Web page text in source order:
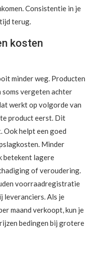
Consistentie in je
terug.
kosten
minder weg. Producten
soms vergeten achter
werkt op volgorde van
product eerst. Dit
helpt een goed
Minder
betekent lagere
of veroudering.
voorraadregistratie
leveranciers. Als je
maand verkoopt, kun je
bedingen bij grotere